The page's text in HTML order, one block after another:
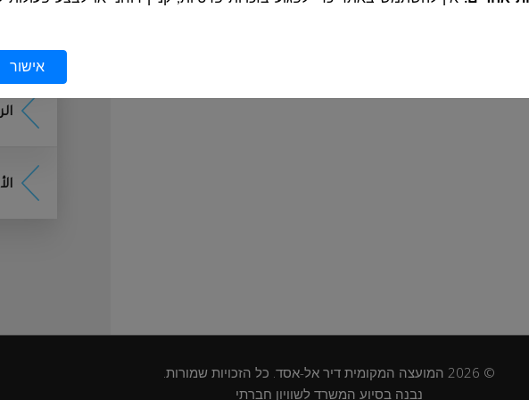
© 2026 המועצה המקומית דיר אל-אסד. כל הזכויות שמורות.
הפרטיות, תקנות הגנת הפרטיות (אבטחת מידע), וחוק הארכיונים, התשנ״א–1955. בתום התקופה, יימחק המידע או
מידע זה נאסף באופן אוטומטי ו/או לצורך ניהול האתר ושיפור חוויית השימוש
כאשר משתמשים מתקשרים עם נציגי המועצה באמצעות שירות הצ'אט באתר, נאסף
אישור